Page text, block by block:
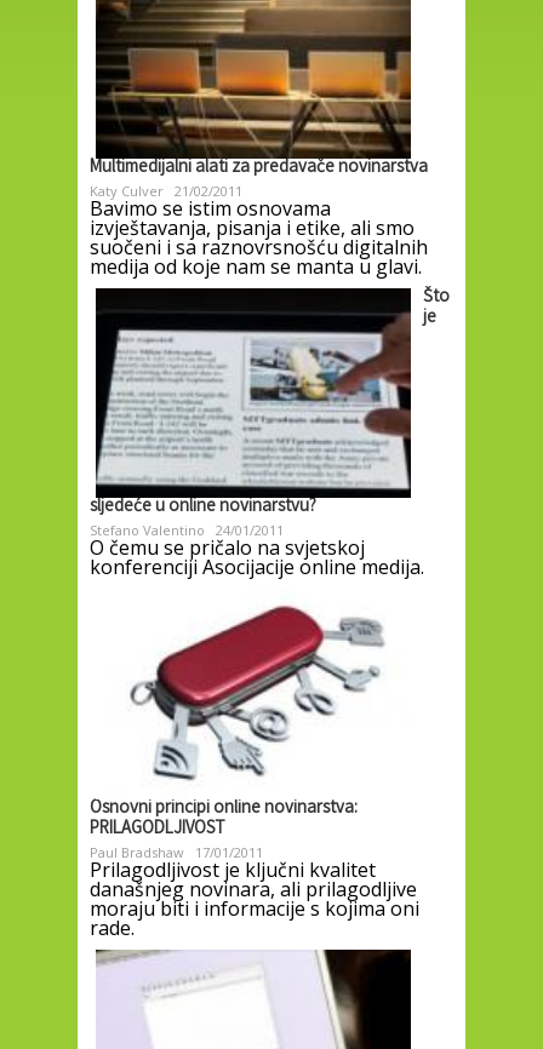
Multimedijalni alati za predavače novinarstva
Katy Culver 21/02/2011
Bavimo se istim osnovama
izvještavanja, pisanja i etike, ali smo
suočeni i sa raznovrsnošću digitalnih
medija od koje nam se manta u glavi.
Što
je
sljedeće u online novinarstvu?
Stefano Valentino 24/01/2011
O čemu se pričalo na svjetskoj
konferenciji Asocijacije online medija.
Osnovni principi online novinarstva:
PRILAGODLJIVOST
Paul Bradshaw 17/01/2011
Prilagodljivost je ključni kvalitet
današnjeg novinara, ali prilagodljive
moraju biti i informacije s kojima oni
rade.